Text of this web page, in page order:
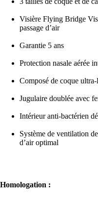
Visière Flying Bridge
passage d’air
Garantie 5 ans
Protection nasale aérée
Composé de coque
Jugulaire doublée avec
Intérieur anti-bactérien
Système de ventilation
d’air optimal
Homologation :